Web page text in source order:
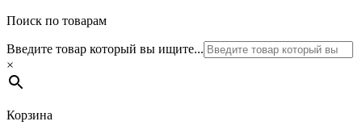
Поиск по товарам
Введите товар который вы ищите...
×
Корзина